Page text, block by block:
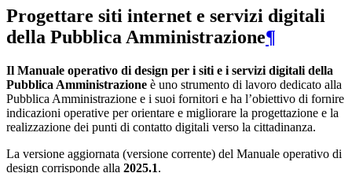
Progettare siti internet e servizi digitali
della Pubblica Amministrazione¶
Il Manuale operativo di design per i siti e i servizi digitali della
Pubblica Amministrazione è uno strumento di lavoro dedicato alla
Pubblica Amministrazione e i suoi fornitori e ha l’obiettivo di fornire
indicazioni operative per orientare e migliorare la progettazione e la
realizzazione dei punti di contatto digitali verso la cittadinanza.
La versione aggiornata (versione corrente) del Manuale operativo di
design corrisponde alla 2025.1.